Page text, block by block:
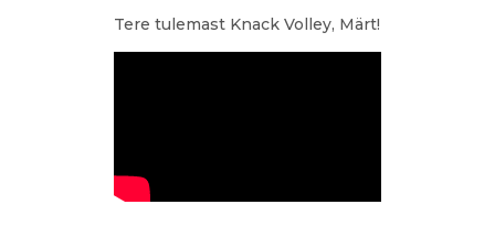
Tere tulemast Knack Volley, Märt!